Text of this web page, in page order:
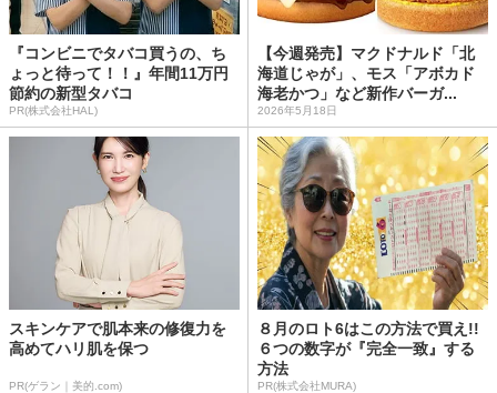
『コンビニでタバコ買うの、ち
ょっと待って！！』年間11万円
節約の新型タバコ
PR(株式会社HAL)
【今週発売】マクドナルド「北
海道じゃが」、モス「アボカド
海老かつ」など新作バーガ...
2026年5月18日
スキンケアで肌本来の修復力を
高めてハリ肌を保つ
PR(ゲラン｜美的.com)
８月のロト6はこの方法で買え!!
６つの数字が『完全一致』する
方法
PR(株式会社MURA)